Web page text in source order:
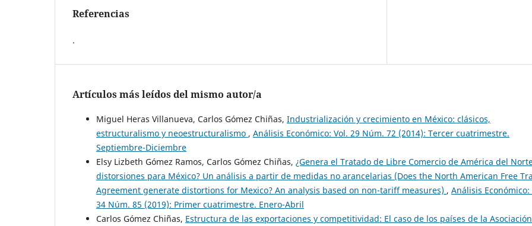
Referencias
.
Artículos más leídos del mismo autor/a
Miguel Heras Villanueva, Carlos Gómez Chiñas, Industrialización y crecimiento en México: clásicos,
estructuralismo y neoestructuralismo , Análisis Económico: Vol. 29 Núm. 72 (2014): Tercer cuatrimestre.
Septiembre-Diciembre
Elsy Lizbeth Gómez Ramos, Carlos Gómez Chiñas, ¿Genera el Tratado de Libre Comercio de América del
distorsiones para México? Un análisis a partir de medidas no arancelarias (Does the North American Free
Agreement generate distortions for Mexico? An analysis based on non-tariff measures) , Análisis Económico:
34 Núm. 85 (2019): Primer cuatrimestre. Enero-Abril
Carlos Gómez Chiñas, Estructura de las exportaciones y competitividad: El caso de los países de la